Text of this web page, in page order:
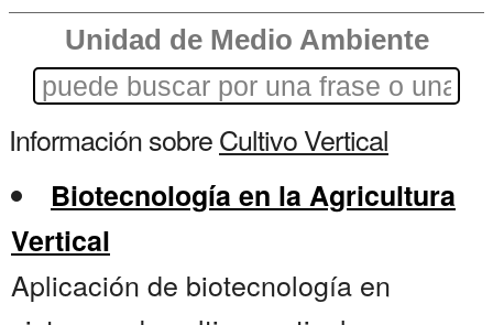
Unidad de Medio Ambiente
Información sobreCultivo Vertical
Biotecnología en la Agricultura
Vertical
Aplicación de biotecnología en